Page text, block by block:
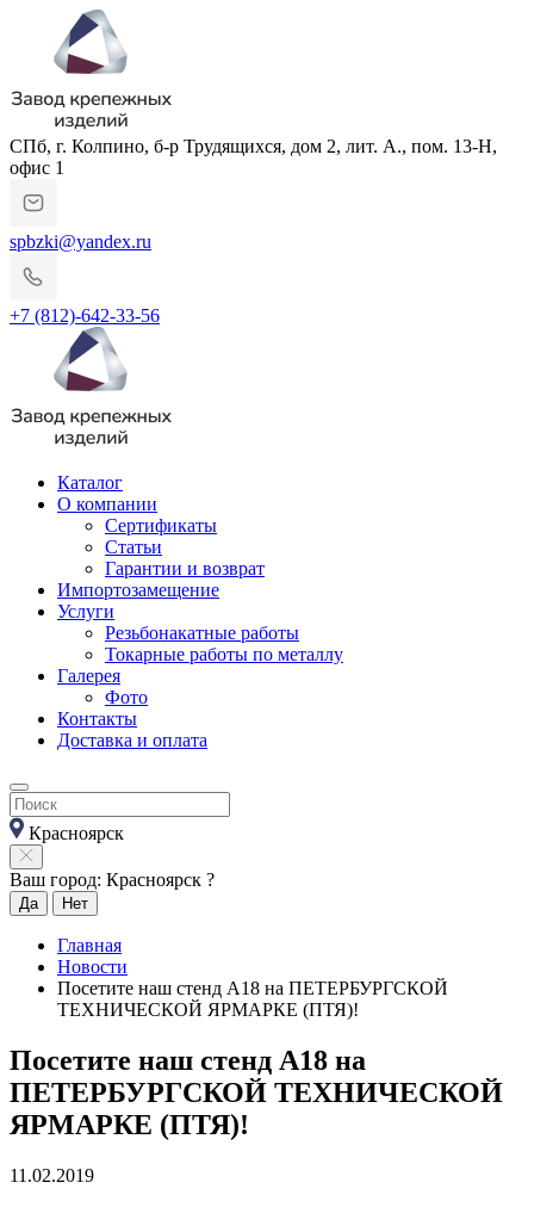
СПб, г. Колпино, б-р Трудящихся, дом 2, лит. А., пом. 13-Н,
офис 1
spbzki@yandex.ru
+7 (812)-642-33-56
Каталог
О компании
Сертификаты
Статьи
Гарантии и возврат
Импортозамещение
Услуги
Резьбонакатные работы
Токарные работы по металлу
Галерея
Фото
Контакты
Доставка и оплата
Красноярск
Ваш город: Красноярск ?
Да Нет
Главная
Новости
Посетите наш стенд А18 на ПЕТЕРБУРГСКОЙ
ТЕХНИЧЕСКОЙ ЯРМАРКЕ (ПТЯ)!
Посетите наш стенд А18 на
ПЕТЕРБУРГСКОЙ ТЕХНИЧЕСКОЙ
ЯРМАРКЕ (ПТЯ)!
11.02.2019